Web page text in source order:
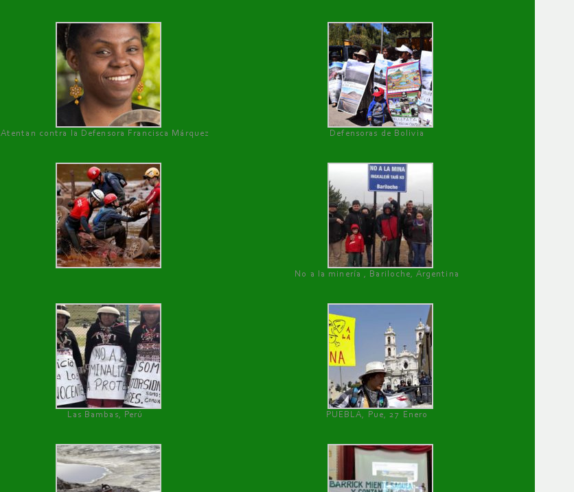
Atentan contra la Defensora Francisca Márquez Defensoras de Bolivia
No a la minería , Bariloche, Argentina
Las Bambas, Perú PUEBLA, Pue, 27 Enero